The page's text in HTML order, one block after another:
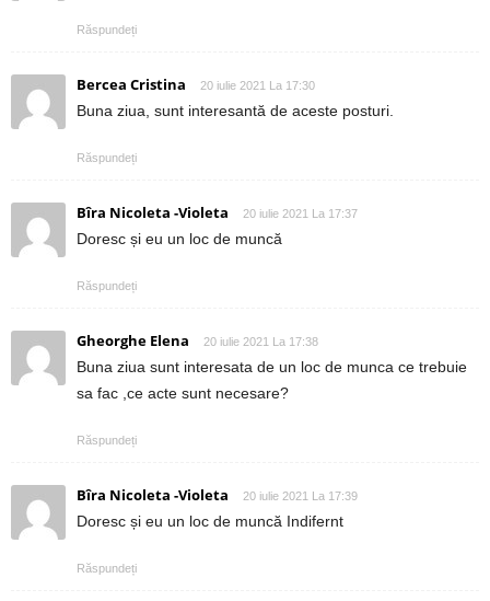
Răspundeți
Bercea Cristina 20 iulie 2021 La 17:30
Buna ziua, sunt interesantă de aceste posturi.
Răspundeți
Bîra Nicoleta -Violeta 20 iulie 2021 La 17:37
Doresc și eu un loc de muncă
Răspundeți
Gheorghe Elena 20 iulie 2021 La 17:38
Buna ziua sunt interesata de un loc de munca ce trebuie
sa fac ,ce acte sunt necesare?
Răspundeți
Bîra Nicoleta -Violeta 20 iulie 2021 La 17:39
Doresc și eu un loc de muncă Indifernt
Răspundeți